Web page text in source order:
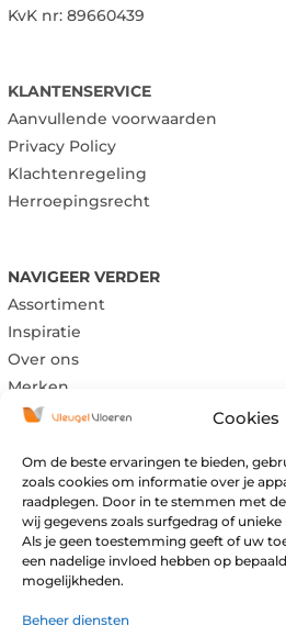
Cookies
Om de beste ervaringen te bieden,
zoals cookies om informatie over je
raadplegen. Door in te stemmen met
wij gegevens zoals surfgedrag of
Als je geen toestemming geeft of uw
een nadelige invloed hebben op
mogelijkheden.
Beheer diensten
KvK nr: 89660439
KLANTENSERVICE
Aanvullende voorwaarden
Privacy Policy
Klachtenregeling
Herroepingsrecht
NAVIGEER VERDER
Assortiment
Inspiratie
Over ons
Merken
Maandag:
Gesloten
Dinsdag:
Gesloten
Woensdag: 09:00 – 17:00
Donderdag: 09:00 – 17:00
Vrijdag:
09:00 – 17:00
Zaterdag:
09:00 – 16:00